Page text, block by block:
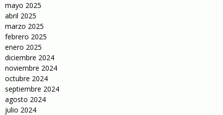
mayo 2025
abril 2025
marzo 2025
febrero 2025
enero 2025
diciembre 2024
noviembre 2024
octubre 2024
septiembre 2024
agosto 2024
julio 2024